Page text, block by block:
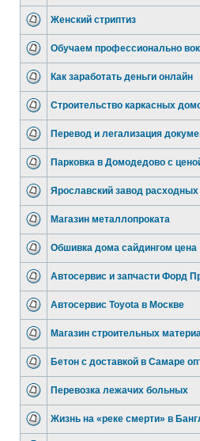
Женский стриптиз
Обучаем профессионально
Как заработать деньги онлайн
Строительство каркасных
Перевод и легализация
Парковка в Домодедово с
Ярославский завод
Магазин металлопроката
Обшивка дома сайдингом цена
Автосервис и запчасти Форд
Автосервис Toyota в Москве
Магазин строительных
Бетон с доставкой в Самаре
Перевозка лежачих больных
Жизнь на «реке смерти» в